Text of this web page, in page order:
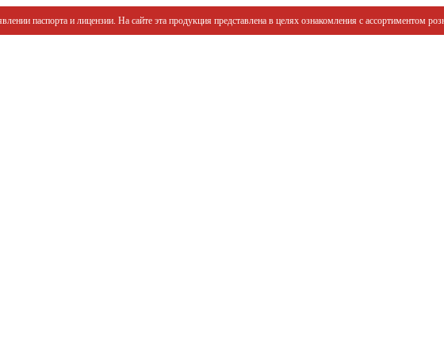
паспорта и лицензии. На сайте эта продукция представлена в целях ознакомления с ассортиментом